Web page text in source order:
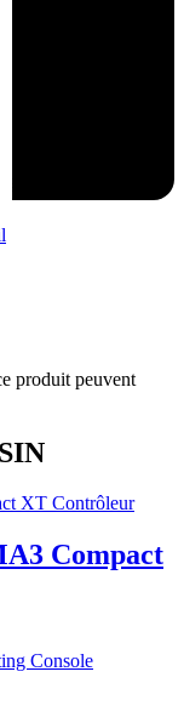
produit peuvent
Compact